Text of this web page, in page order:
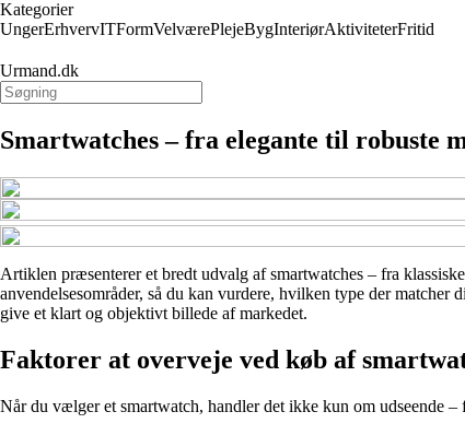
Kategorier
UngerErhvervITFormVelværePlejeBygInteriørAktiviteterFritid
Urmand.dk
Smartwatches – fra elegante til robuste
Artiklen præsenterer et bredt udvalg af smartwatches – fra
anvendelsesområder, så du kan vurdere, hvilken type der
give et klart og objektivt billede af markedet.
Faktorer at overveje ved køb af
Når du vælger et smartwatch, handler det ikke kun om udseende